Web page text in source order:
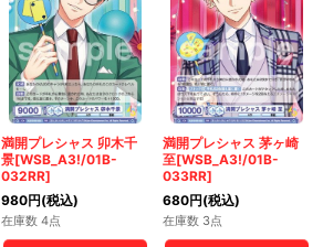
満開プレシャス 卯木千
景[WSB_A3!/01B-
032RR]
980円(税込)
在庫数 4点
満開プレシャス 茅ヶ崎
至[WSB_A3!/01B-
033RR]
680円(税込)
在庫数 3点